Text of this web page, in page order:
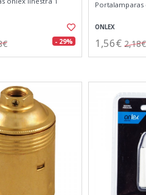
- 29%
ONLEX
1,56€ 2,18€